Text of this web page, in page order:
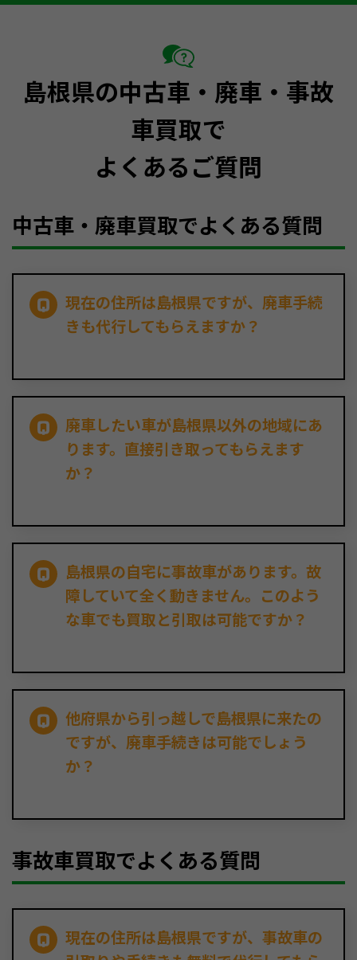
島根県の中古車・廃車・事故
車買取で
よくあるご質問
中古車・廃車買取でよくある質問
現在の住所は島根県ですが、廃車手続
きも代行してもらえますか？
廃車したい車が島根県以外の地域にあ
ります。直接引き取ってもらえます
か？
島根県の自宅に事故車があります。故
障していて全く動きません。このよう
な車でも買取と引取は可能ですか？
他府県から引っ越しで島根県に来たの
ですが、廃車手続きは可能でしょう
か？
事故車買取でよくある質問
現在の住所は島根県ですが、事故車の